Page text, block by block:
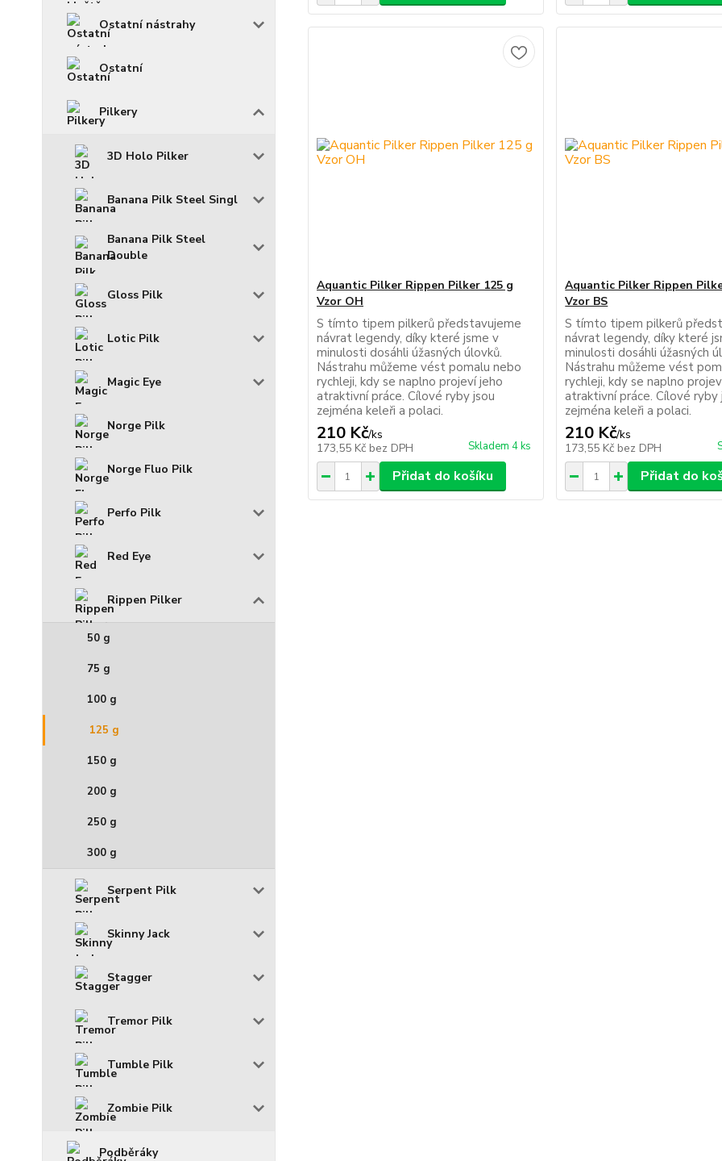
Ostatní nástrahy
Ostatní
Pilkery
3D Holo Pilker
Banana Pilk Steel Singl
Banana Pilk Steel
Double
Gloss Pilk
Lotic Pilk
Magic Eye
Norge Pilk
Norge Fluo Pilk
Perfo Pilk
Red Eye
Rippen Pilker
50 g
75 g
100 g
125 g
150 g
200 g
250 g
300 g
Serpent Pilk
Skinny Jack
Stagger
Tremor Pilk
Tumble Pilk
Zombie Pilk
Podběráky
Aquantic Pilker Rippen Pilker 125 g
Vzor OH
S tímto tipem pilkerů představujeme
návrat legendy, díky které jsme v
minulosti dosáhli úžasných úlovků.
Nástrahu můžeme vést pomalu nebo
rychleji, kdy se naplno projeví jeho
atraktivní práce. Cílové ryby jsou
zejména keleři a polaci.
210 Kč/ks
173,55 Kč bez DPH Skladem 4 ks
Přidat do košíku
Aquantic Pilker Rippen
Vzor BS
S tímto tipem pilkerů
návrat legendy, díky které
minulosti dosáhli úžasných
Nástrahu můžeme vést
rychleji, kdy se naplno
atraktivní práce. Cílové ryby
zejména keleři a polaci.
210 Kč/ks
173,55 Kč bez DPH
Přidat do